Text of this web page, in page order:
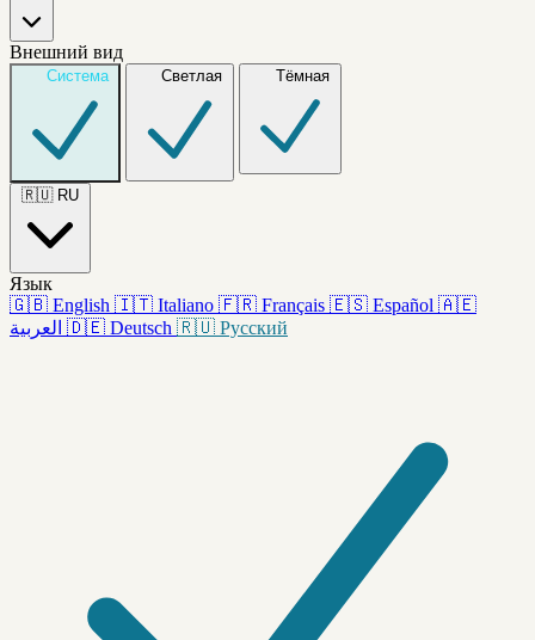
Внешний вид
Система Светлая Тёмная
🇷🇺 RU
Язык
🇬🇧 English 🇮🇹 Italiano 🇫🇷 Français 🇪🇸 Español 🇦🇪
العربية 🇩🇪 Deutsch 🇷🇺 Русский